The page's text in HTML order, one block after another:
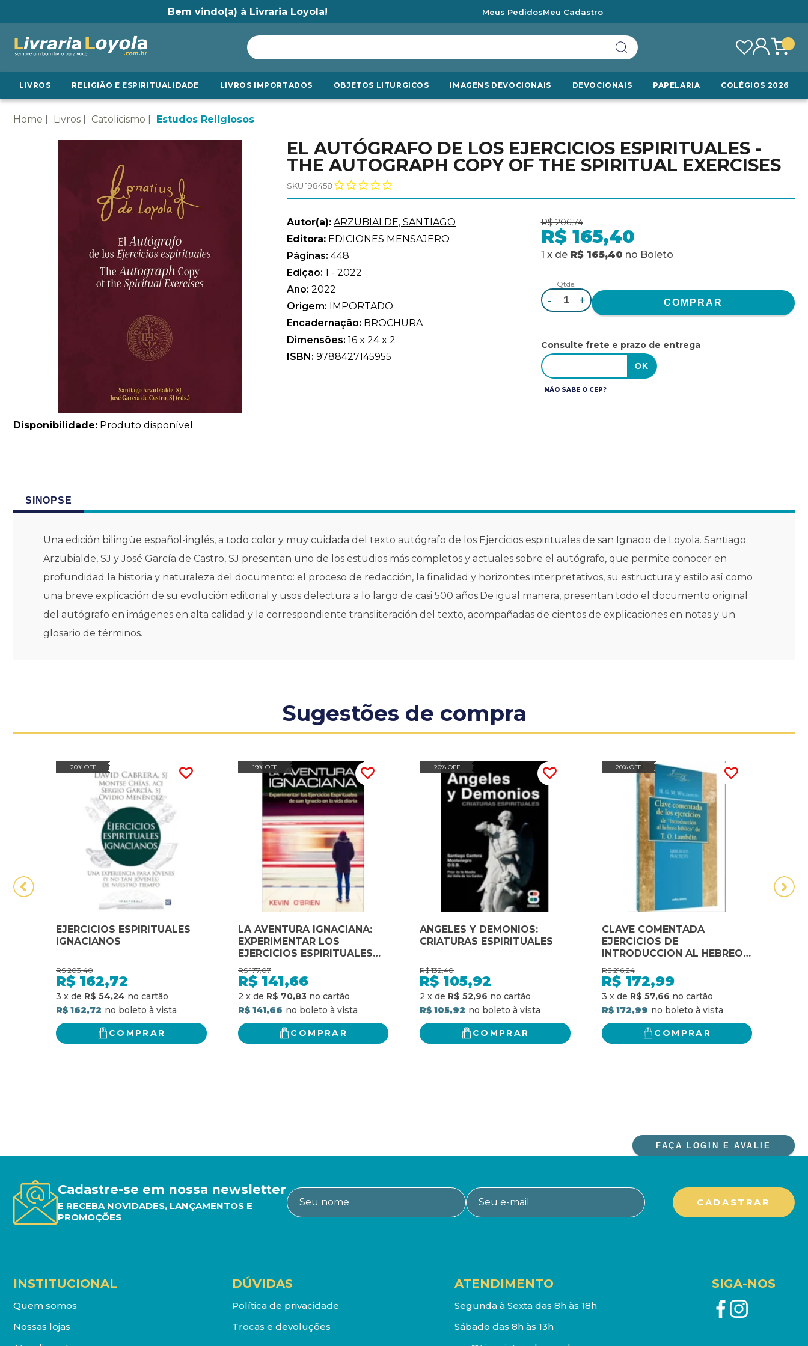
Bem vindo(a) à Livraria Loyola! Meus PedidosMeu Cadastro
LIVROS RELIGIÃO E ESPIRITUALIDADE LIVROS IMPORTADOS OBJETOS LITURGICOS IMAGENS DEVOCIONAIS DEVOCIONAIS PAPELARIA COLÉGIOS 2026
Home Livros Catolicismo Estudos Religiosos
Disponibilidade: Produto disponível.
EL AUTÓGRAFO DE LOS EJERCICIOS ESPIRITUALES -
THE AUTOGRAPH COPY OF THE SPIRITUAL EXERCISES
SKU 198458
Autor(a): ARZUBIALDE, SANTIAGO
Editora: EDICIONES MENSAJERO
Páginas: 448
Edição: 1 - 2022
Ano: 2022
Origem: IMPORTADO
Encadernação: BROCHURA
Dimensões: 16 x 24 x 2
ISBN: 9788427145955
R$ 206,74
R$ 165,40
1 x de R$ 165,40 no Boleto
Qtde.
- +
Consulte frete e prazo de entrega
NÃO SABE O CEP?
SINOPSE
Una edición bilingüe español-inglés, a todo color y muy cuidada del texto autógrafo de los Ejercicios espirituales de san Ignacio de Loyola. Santiago
Arzubialde, SJ y José García de Castro, SJ presentan uno de los estudios más completos y actuales sobre el autógrafo, que permite conocer en
profundidad la historia y naturaleza del documento: el proceso de redacción, la finalidad y horizontes interpretativos, su estructura y estilo así como
una breve explicación de su evolución editorial y usos delectura a lo largo de casi 500 años.De igual manera, presentan todo el documento original
del autógrafo en imágenes en alta calidad y la correspondiente transliteración del texto, acompañadas de cientos de explicaciones en notas y un
glosario de términos.
Sugestões de compra
20% OFF
EJERCICIOS ESPIRITUALES
IGNACIANOS
R$ 203,40
R$ 162,72
3 x de R$ 54,24
R$ 162,72
COMPRAR
19% OFF
LA AVENTURA IGNACIANA:
EXPERIMENTAR LOS
EJERCICIOS ESPIRITUALES
DE SAN IGNACIO EN LA VIDA
DIARIA
R$ 177,07
R$ 141,66
2 x de R$ 70,83
R$ 141,66
COMPRAR
20% OFF
ANGELES Y DEMONIOS:
CRIATURAS ESPIRITUALES
R$ 132,40
R$ 105,92
2 x de R$ 52,96
R$ 105,92
COMPRAR
20% OFF
CLAVE COMENTADA
EJERCICIOS DE
INTRODUCCION AL HEBREO
BIBLICO
R$ 216,24
R$ 172,99
3 x de R$ 57,66
R$ 172,99
COMPRAR
FAÇA LOGIN E AVALIE
Cadastre-se em nossa newsletter
E RECEBA NOVIDADES, LANÇAMENTOS E
PROMOÇÕES
INSTITUCIONAL
Quem somos
Nossas lojas
DÚVIDAS
Política de privacidade
Trocas e devoluções
ATENDIMENTO
Segunda à Sexta das 8h às 18h
Sábado das 8h às 13h
SIGA-NOS